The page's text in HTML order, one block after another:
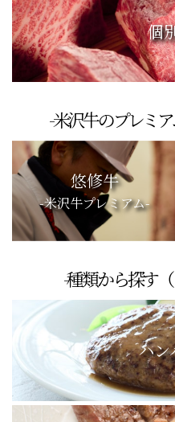
個
-米沢牛のプレミ
悠修牛
-米沢牛プレミアム-
-種類から探す
ハン